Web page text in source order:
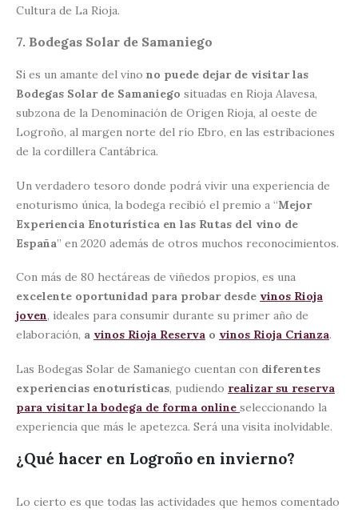
Cultura de La Rioja.
7. Bodegas Solar de Samaniego
Si es un amante del vino no puede dejar de visitar las
Bodegas Solar de Samaniego situadas en Rioja Alavesa,
subzona de la Denominación de Origen Rioja, al oeste de
Logroño, al margen norte del río Ebro, en las estribaciones
de la cordillera Cantábrica.
Un verdadero tesoro donde podrá vivir una experiencia de
enoturismo única, la bodega recibió el premio a “Mejor
Experiencia Enoturística en las Rutas del vino de
España” en 2020 además de otros muchos reconocimientos.
Con más de 80 hectáreas de viñedos propios, es una
excelente oportunidad para probar desde vinos Rioja
joven, ideales para consumir durante su primer año de
elaboración, a vinos Rioja Reserva o vinos Rioja Crianza.
Las Bodegas Solar de Samaniego cuentan con diferentes
experiencias enoturísticas, pudiendo realizar su reserva
para visitar la bodega de forma online seleccionando la
experiencia que más le apetezca. Será una visita inolvidable.
¿Qué hacer en Logroño en invierno?
Lo cierto es que todas las actividades que hemos comentado